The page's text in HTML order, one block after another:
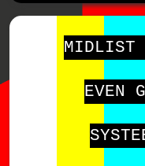
MIDLIST
EVEN